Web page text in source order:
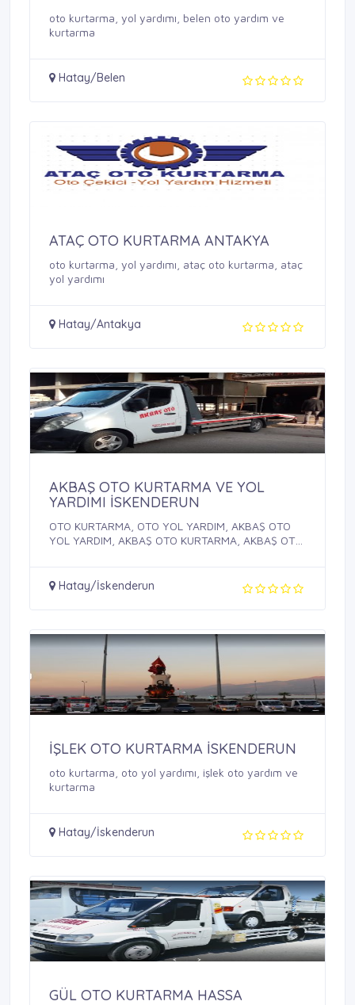
oto kurtarma, yol yardımı, belen oto yardım ve
kurtarma
Hatay/Belen
ATAÇ OTO KURTARMA ANTAKYA
oto kurtarma, yol yardımı, ataç oto kurtarma, ataç
yol yardımı
Hatay/Antakya
AKBAŞ OTO KURTARMA VE YOL
YARDIMI İSKENDERUN
OTO KURTARMA, OTO YOL YARDIM, AKBAŞ OTO
YOL YARDIM, AKBAŞ OTO KURTARMA, AKBAŞ OTO
Hatay/İskenderun
İŞLEK OTO KURTARMA İSKENDERUN
oto kurtarma, oto yol yardımı, işlek oto yardım ve
kurtarma
Hatay/İskenderun
GÜL OTO KURTARMA HASSA